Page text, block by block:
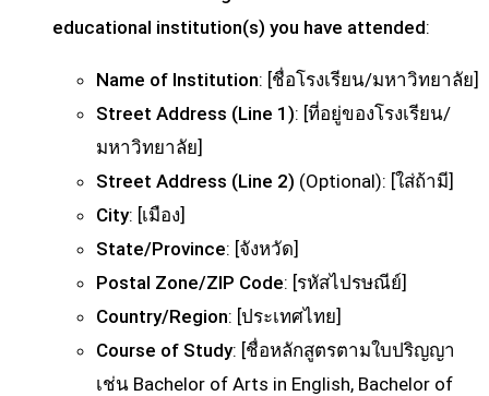
educational institution(s) you have attended:
Name of Institution: [ชื่อโรงเรียน/มหาวิทยาลัย]
Street Address (Line 1): [ที่อยู่ของโรงเรียน/
มหาวิทยาลัย]
Street Address (Line 2) (Optional): [ใส่ถ้ามี]
City: [เมือง]
State/Province: [จังหวัด]
Postal Zone/ZIP Code: [รหัสไปรษณีย์]
Country/Region: [ประเทศไทย]
Course of Study: [ชื่อหลักสูตรตามใบปริญญา
เช่น Bachelor of Arts in English, Bachelor of